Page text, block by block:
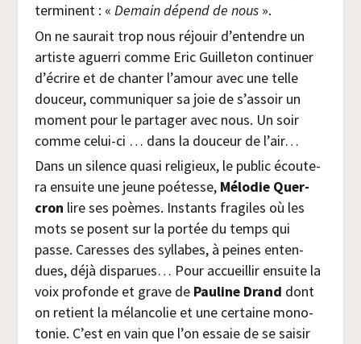
ter­minent : « Demain dépend de nous».
On ne sau­rait trop nous réjouir d’entendre un
artiste aguer­ri comme Eric Guille­ton conti­nuer
d’écrire et de chan­ter l’amour avec une telle
dou­ceur, com­mu­ni­quer sa joie de s’assoir un
moment pour le par­ta­ger avec nous. Un soir
comme celui-ci … dans la dou­ceur de l’air…
Dans un silence qua­si reli­gieux, le public écou­te­
ra ensuite une jeune poé­tesse, Mélo­die Quer­
cron lire ses poèmes. Ins­tants fra­giles où les
mots se posent sur la por­tée du temps qui
passe. Caresses des syl­labes, à peines enten­
dues, déjà dis­pa­rues… Pour accueillir ensuite la
voix pro­fonde et grave de Pau­line Drand dont
on retient la mélan­co­lie et une cer­taine mono­
to­nie. C’est en vain que l’on essaie de se sai­sir